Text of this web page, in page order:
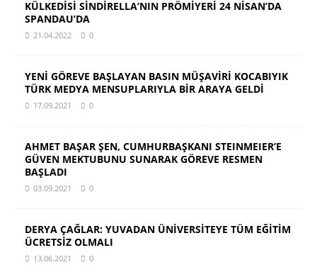
KÜLKEDİSİ SİNDİRELLA’NIN PRÖMİYERİ 24 NİSAN’DA
SPANDAU’DA
21.04.2022 0
YENİ GÖREVE BAŞLAYAN BASIN MÜŞAVİRİ KOCABIYIK
TÜRK MEDYA MENSUPLARIYLA BİR ARAYA GELDİ
17.09.2021 0
AHMET BAŞAR ŞEN, CUMHURBAŞKANI STEINMEIER’E
GÜVEN MEKTUBUNU SUNARAK GÖREVE RESMEN
BAŞLADI
03.09.2021 0
DERYA ÇAĞLAR: YUVADAN ÜNİVERSİTEYE TÜM EĞİTİM
ÜCRETSİZ OLMALI
13.06.2021 0